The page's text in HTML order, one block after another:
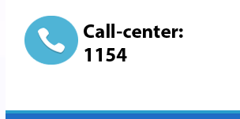
АО
"Бухарское